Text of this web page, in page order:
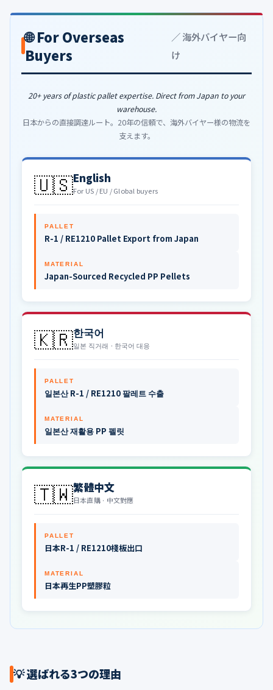
🌐 For Overseas
Buyers
／ 海外バイヤー向
け
20+ years of plastic pallet expertise. Direct from Japan to your
warehouse.
日本からの直接調達ルート。20年の信頼で、海外バイヤー様の物流を
支えます。
🇺🇸English
For US / EU / Global buyers
PALLET
R-1 / RE1210 Pallet Export from Japan
MATERIAL
Japan-Sourced Recycled PP Pellets
🇰🇷한국어
일본 직거래 · 한국어 대응
PALLET
일본산 R-1 / RE1210 팔레트 수출
MATERIAL
일본산 재활용 PP 펠릿
🇹🇼繁體中文
日本直購 · 中文對應
PALLET
日本R-1 / RE1210棧板出口
MATERIAL
日本再生PP塑膠粒
💡 選ばれる3つの理由